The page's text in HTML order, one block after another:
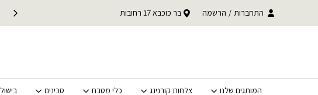
משלוחים מהירים לכל הארץ התחברות / הרשמה בר כוכבא 17 רחובות
המותגים שלנו צלחות קורנינג כלי מטבח סכינים בישול